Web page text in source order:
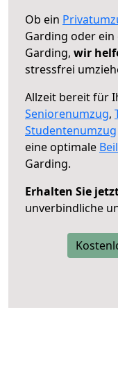
Ob ein
Garding oder
Garding, wir
stressfrei
Allzeit bereit für
Seniorenumzug,
Studentenumzug
eine optimale
Garding.
Erhalten Sie
unverbindliche